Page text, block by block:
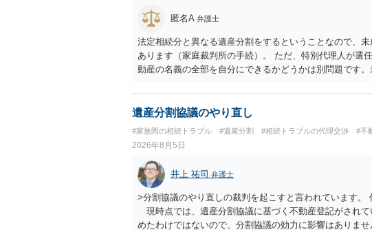
匿名A 弁護士
法定相続分と異なる遺産分割をするということなので、
あります（家庭裁判所の手続）。 ただ、特別代理人が選
動産の名義の全部を自分にできるかどうかは別問題です
未成年者を今後養育するのは、自分だからという理由で
ができるというわけではありません。
遺産分割協議のやり直し
#家族間の相続トラブル #遺産分割 #相続トラブルの代理交渉 #不
2026年8月5日
井上 祐司 弁護士
>分割協議のやり直しの裁判を起こすと言われています。
現時点では、遺産分割協議に基づく不動産登記がされ
めたわけではないので、分割協議の効力に影響はありま